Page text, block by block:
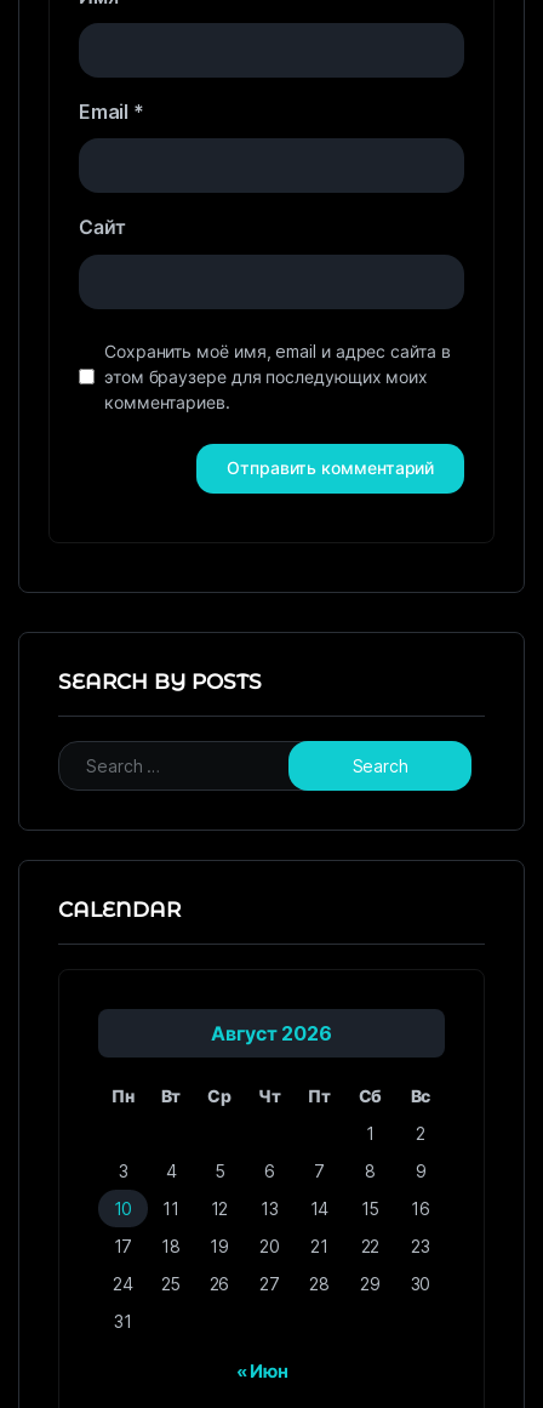
Email *
Сайт
Сохранить моё имя, email и адрес сайта в
этом браузере для последующих моих
комментариев.
SEARCH BY POSTS
CALENDAR
Август 2026
Пн Вт Ср Чт Пт Сб
Вс
1
2
3
4 5 6 7 8
9
10
11 12 13 14 15
16
17
18 19 20 21 22
23
24
25 26 27 28 29
30
31
« Июн